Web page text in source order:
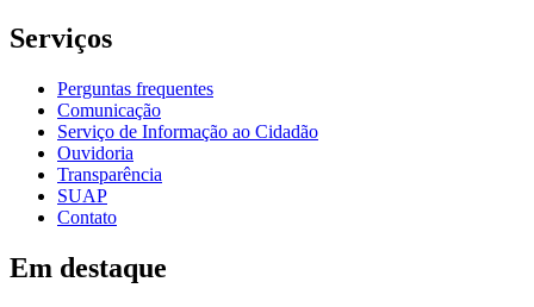
Serviços
Perguntas frequentes
Comunicação
Serviço de Informação ao Cidadão
Ouvidoria
Transparência
SUAP
Contato
Em destaque